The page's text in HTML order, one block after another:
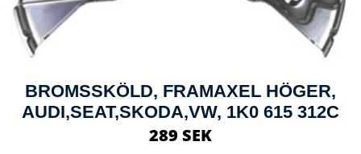
BROMSSKÖLD, FRAMAXEL HÖGER,
AUDI,SEAT,SKODA,VW, 1K0 615 312C
289 SEK